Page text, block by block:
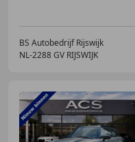
BS Autobedrijf Rijswijk
NL-2288 GV RIJSWIJK